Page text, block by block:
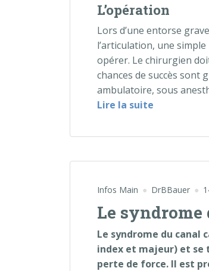
L’opération
Lors d’une entorse
l’articulation, une
opérer. Le chirurgien
chances de succès sont
ambulatoire, sous
Lire la suite
Infos Main DrBBauer
Le
Le syndrome du canal
index et majeur) et se
perte de force. Il est